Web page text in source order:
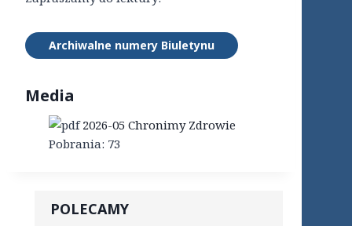
Archiwalne numery Biuletynu
Media
2026-05 Chronimy Zdrowie
Pobrania: 73
POLECAMY